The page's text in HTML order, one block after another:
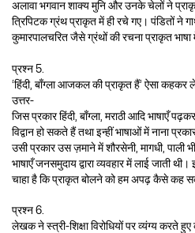
अलावा भगवान शाक्य मुनि और उनके चेलों ने प्राकृत
त्रिपिटक ग्रंथ प्राकृत में ही रचे गए। पंडितों ने
कुमारपालचरित जैसे ग्रंथों की रचना प्राकृत भाषा
प्रश्न 5.
‘हिंदी, बाँग्ला आजकल की प्राकृत हैं’ ऐसा कहकर
उत्तर-
जिस प्रकार हिंदी, बाँग्ला, मराठी आदि भाषाएँ
विद्वान हो सकते हैं तथा इन्हीं भाषाओं में नाना
उसी प्रकार उस ज़माने में शौरसेनी, मागधी, पाली
भाषाएँ जनसमुदाय द्वारा व्यवहार में लाई जाती
चाहा है कि प्राकृत बोलने को हम अपढ़ कैसे कह
प्रश्न 6.
लेखक ने स्त्री-शिक्षा विरोधियों पर व्यंग्य करते